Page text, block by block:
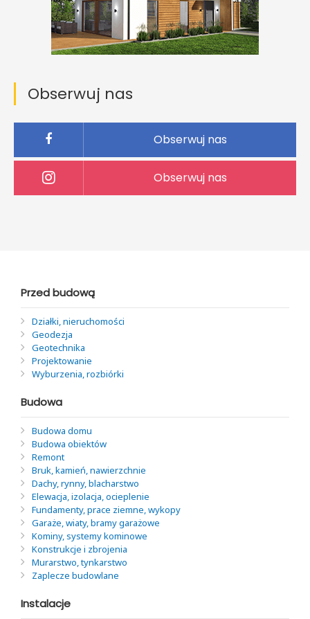
Obserwuj nas
Obserwuj nas
Obserwuj nas
Przed budową
Działki, nieruchomości
Geodezja
Geotechnika
Projektowanie
Wyburzenia, rozbiórki
Budowa
Budowa domu
Budowa obiektów
Remont
Bruk, kamień, nawierzchnie
Dachy, rynny, blacharstwo
Elewacja, izolacja, ocieplenie
Fundamenty, prace ziemne, wykopy
Garaże, wiaty, bramy garażowe
Kominy, systemy kominowe
Konstrukcje i zbrojenia
Murarstwo, tynkarstwo
Zaplecze budowlane
Instalacje